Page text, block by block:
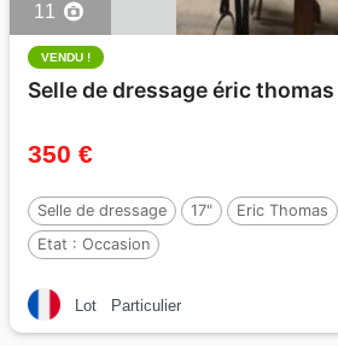
11
VENDU !
Selle de dressage éric thomas
350 €
Selle de dressage 17" Eric Thomas
Etat : Occasion
Lot Particulier